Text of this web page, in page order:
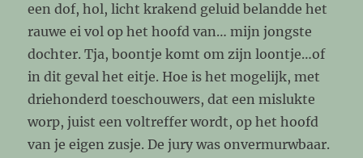
een dof, hol, licht krakend geluid belandde het
rauwe ei vol op het hoofd van… mijn jongste
dochter. Tja, boontje komt om zijn loontje…of
in dit geval het eitje. Hoe is het mogelijk, met
driehonderd toeschouwers, dat een mislukte
worp, juist een voltreffer wordt, op het hoofd
van je eigen zusje. De jury was onvermurwbaar.